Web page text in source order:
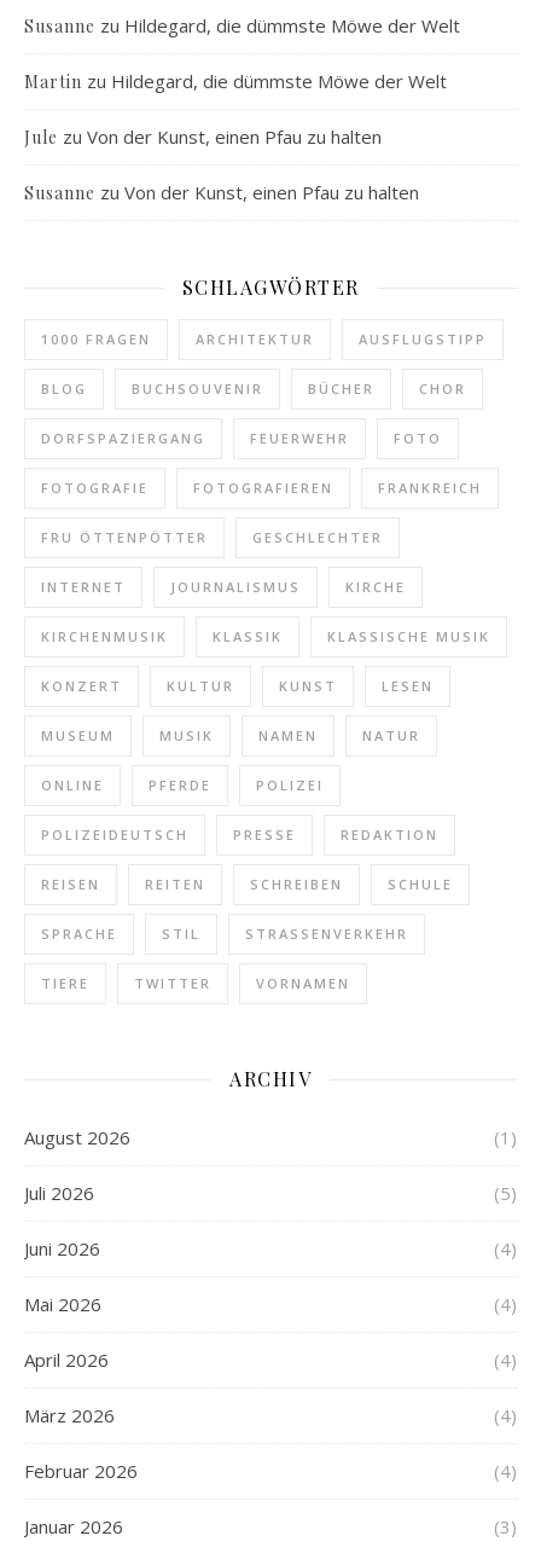
Susanne zu Hildegard, die dümmste Möwe der Welt
Martin zu Hildegard, die dümmste Möwe der Welt
Jule zu Von der Kunst, einen Pfau zu halten
Susanne zu Von der Kunst, einen Pfau zu halten
SCHLAGWÖRTER
1000 FRAGEN ARCHITEKTUR AUSFLUGSTIPP
BLOG BUCHSOUVENIR BÜCHER CHOR
DORFSPAZIERGANG FEUERWEHR FOTO
FOTOGRAFIE FOTOGRAFIEREN FRANKREICH
FRU ÖTTENPÖTTER GESCHLECHTER
INTERNET JOURNALISMUS KIRCHE
KIRCHENMUSIK KLASSIK KLASSISCHE MUSIK
KONZERT KULTUR KUNST LESEN
MUSEUM MUSIK NAMEN NATUR
ONLINE PFERDE POLIZEI
POLIZEIDEUTSCH PRESSE REDAKTION
REISEN REITEN SCHREIBEN SCHULE
SPRACHE STIL STRASSENVERKEHR
TIERE TWITTER VORNAMEN
ARCHIV
August 2026 (1)
Juli 2026 (5)
Juni 2026 (4)
Mai 2026 (4)
April 2026 (4)
März 2026 (4)
Februar 2026 (4)
Januar 2026 (3)